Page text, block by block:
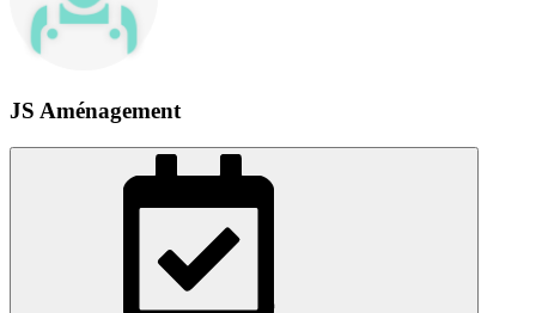
JS Aménagement